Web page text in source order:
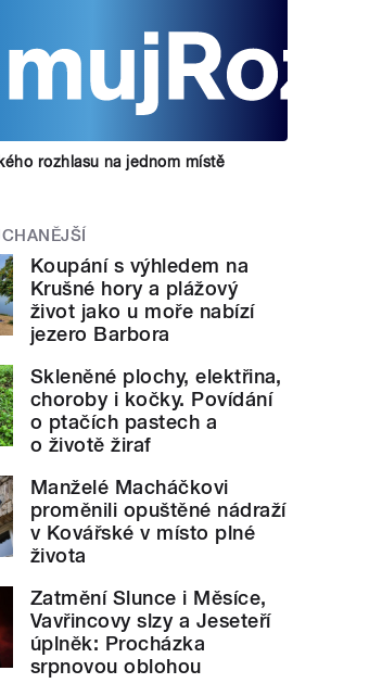
rozhlasu na jednom místě
Koupání s výhledem na
Krušné hory a plážový
život jako u moře nabízí
jezero Barbora
Skleněné plochy, elektřina,
choroby i kočky. Povídání
o ptačích pastech a
o životě žiraf
Manželé Macháčkovi
proměnili opuštěné nádraží
v Kovářské v místo plné
života
Zatmění Slunce i Měsíce,
Vavřincovy slzy a Jeseteří
úplněk: Procházka
srpnovou oblohou